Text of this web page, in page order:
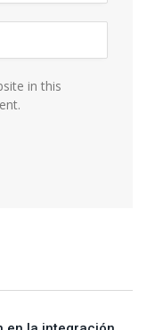
in this